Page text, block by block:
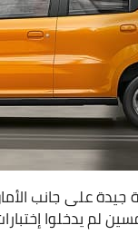
لم يدخلوا